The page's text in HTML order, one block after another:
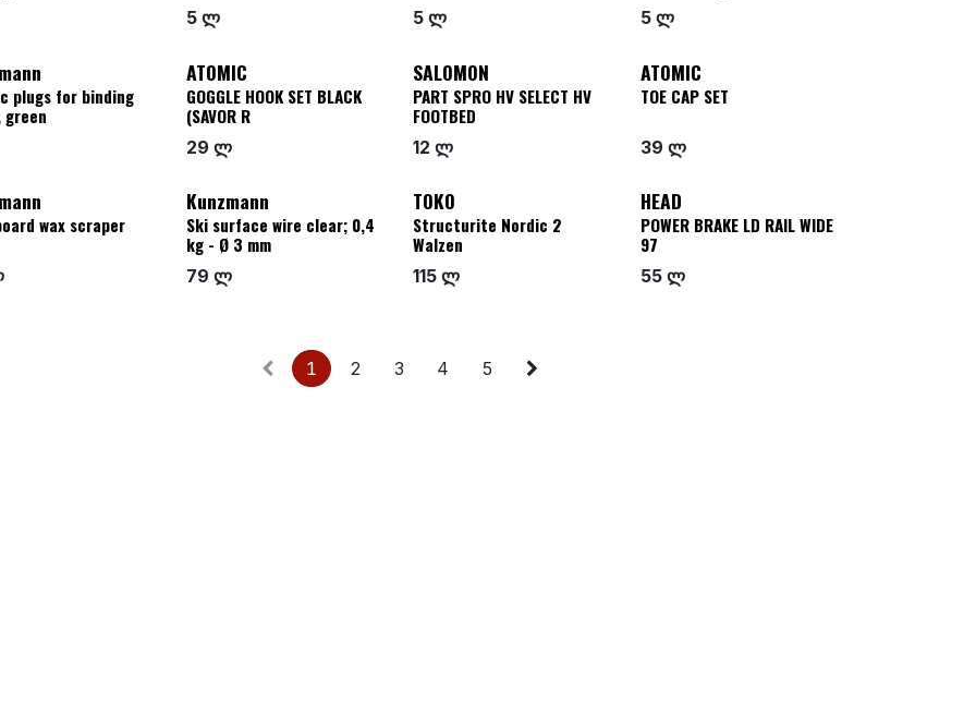
5 ლ 5 ლ 5 ლ
plugs for binding
green
ATOMIC
GOGGLE HOOK SET BLACK
(SAVOR R
29 ლ
SALOMON
PART SPRO HV SELECT HV
FOOTBED
12 ლ
ATOMIC
TOE CAP SET
39 ლ
wax scraper
Kunzmann
Ski surface wire clear; 0,4
kg - Ø 3 mm
79 ლ
TOKO
Structurite Nordic 2
Walzen
115 ლ
HEAD
POWER BRAKE LD RAIL WIDE
97
55 ლ
1 2 3 4 5